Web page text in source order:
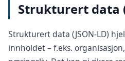
Strukturert data
Strukturert data (JSON-LD)
innholdet – f.eks.